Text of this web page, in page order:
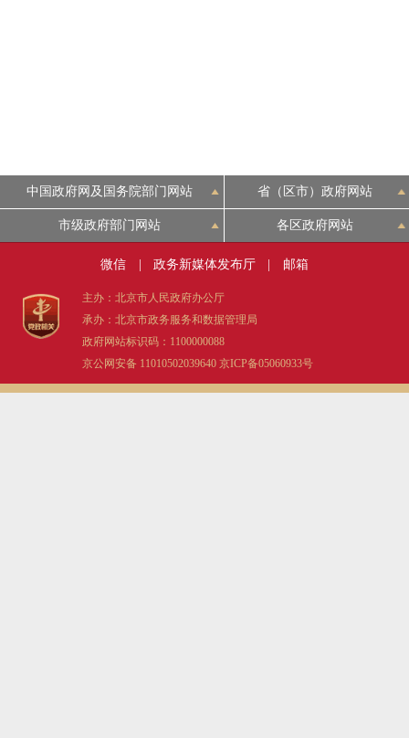
中国政府网及国务院部门网站 省（区市）政府网站
市级政府部门网站 各区政府网站
微信 政务新媒体发布厅 邮箱
主办：北京市人民政府办公厅
承办：北京市政务服务和数据管理局
政府网站标识码：1100000088
京公网安备 11010502039640 京ICP备05060933号